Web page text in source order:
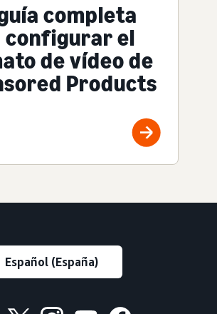
completa
configurar el
de vídeo de
Products